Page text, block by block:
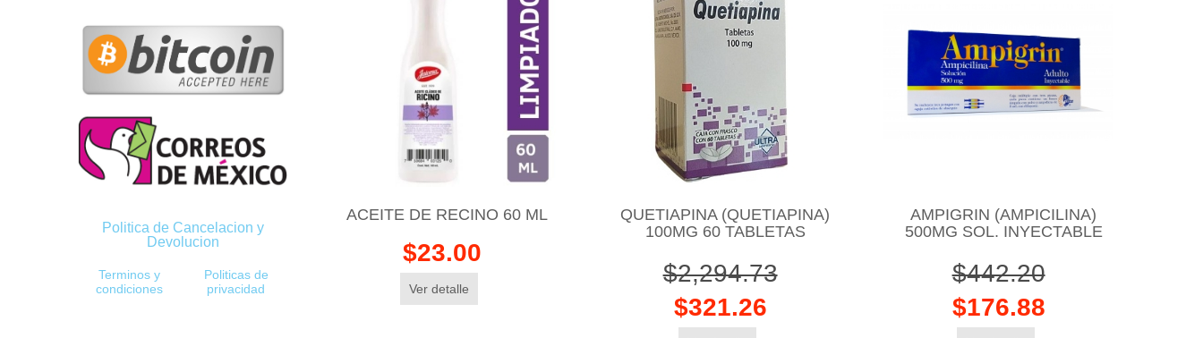
Politica de Cancelacion y
Devolucion
Terminos y
condiciones
Politicas de
privacidad
ACEITE DE RECINO 60 ML
$23.00
Ver detalle
QUETIAPINA (QUETIAPINA)
100MG 60 TABLETAS
$2,294.73
$321.26
AMPIGRIN (AMPICILINA)
500MG SOL. INYECTABLE
$442.20
$176.88